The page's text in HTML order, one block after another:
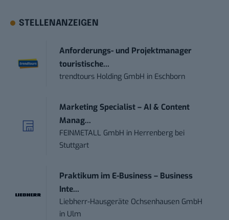
STELLENANZEIGEN
Anforderungs- und Projektmanager
touristische...
trendtours Holding GmbH in Eschborn
Marketing Specialist – AI & Content
Manag...
FEINMETALL GmbH in Herrenberg bei
Stuttgart
Praktikum im E-Business – Business
Inte...
Liebherr-Hausgeräte Ochsenhausen GmbH
in Ulm